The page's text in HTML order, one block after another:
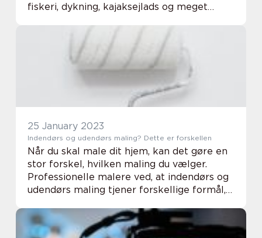
fiskeri, dykning, kajaksejlads og meget
få mest muligt ud af din tid på vandet. Men
25 January 2023
Indendørs og udendørs maling? Dette er forskellen
Når du skal male dit hjem, kan det gøre en
stor forskel, hvilken maling du vælger.
Professionelle malere ved, at indendørs og
udendørs maling tjener forskellige formål,
at bruge en type maling i stedet for en...